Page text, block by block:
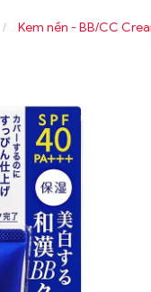
/ Kem nền - BB/CC